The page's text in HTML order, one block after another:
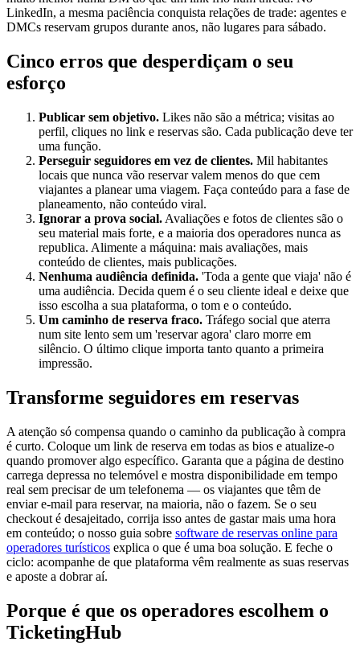
LinkedIn, a mesma paciência conquista relações de trade: agentes e
DMCs reservam grupos durante anos, não lugares para sábado.
Cinco erros que desperdiçam o seu
esforço
Publicar sem objetivo. Likes não são a métrica; visitas ao
perfil, cliques no link e reservas são. Cada publicação deve ter
uma função.
Perseguir seguidores em vez de clientes. Mil habitantes
locais que nunca vão reservar valem menos do que cem
viajantes a planear uma viagem. Faça conteúdo para a fase de
planeamento, não conteúdo viral.
Ignorar a prova social. Avaliações e fotos de clientes são o
seu material mais forte, e a maioria dos operadores nunca as
republica. Alimente a máquina: mais avaliações, mais
conteúdo de clientes, mais publicações.
Nenhuma audiência definida. 'Toda a gente que viaja' não é
uma audiência. Decida quem é o seu cliente ideal e deixe que
isso escolha a sua plataforma, o tom e o conteúdo.
Um caminho de reserva fraco. Tráfego social que aterra
num site lento sem um 'reservar agora' claro morre em
silêncio. O último clique importa tanto quanto a primeira
impressão.
Transforme seguidores em reservas
A atenção só compensa quando o caminho da publicação à compra
é curto. Coloque um link de reserva em todas as bios e atualize-o
quando promover algo específico. Garanta que a página de destino
carrega depressa no telemóvel e mostra disponibilidade em tempo
real sem precisar de um telefonema — os viajantes que têm de
enviar e-mail para reservar, na maioria, não o fazem. Se o seu
checkout é desajeitado, corrija isso antes de gastar mais uma hora
em conteúdo; o nosso guia sobre software de reservas online para
operadores turísticos explica o que é uma boa solução. E feche o
ciclo: acompanhe de que plataforma vêm realmente as suas reservas
e aposte a dobrar aí.
Porque é que os operadores escolhem o
TicketingHub